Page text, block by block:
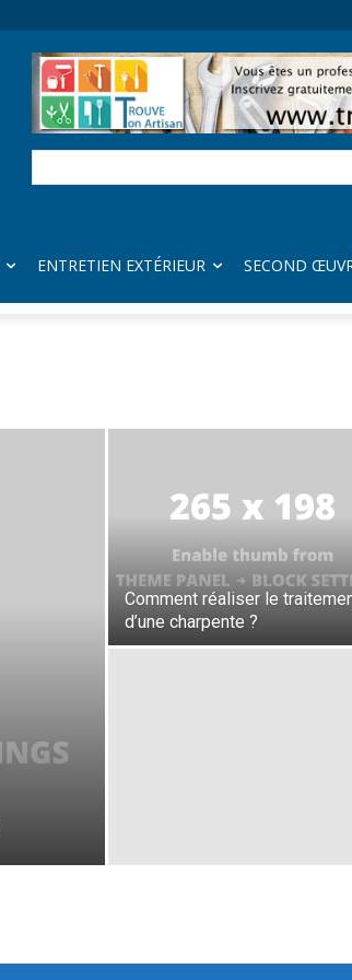
ENTRETIEN EXTÉRIEUR SECOND
Comment réaliser le
d’une charpente ?